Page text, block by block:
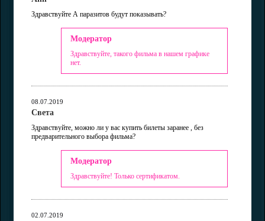
Здравствуйте А паразитов будут показывать?
Модератор
Здравствуйте, такого фильма в нашем графике
нет.
08.07.2019
Света
Здравствуйте, можно ли у вас купить билеты заранее , без
предварительного выбора фильма?
Модератор
Здравствуйте! Только сертификатом.
02.07.2019